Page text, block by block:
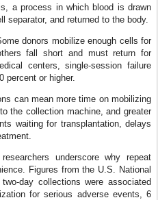
a process in which blood is drawn
separator, and returned to the body.
donors mobilize enough cells for
fall short and must return for
centers, single-session failure
percent or higher.
can mean more time on mobilizing
the collection machine, and greater
waiting for transplantation, delays
underscore why repeat
Figures from the U.S. National
day collections were associated
for serious adverse events, 6